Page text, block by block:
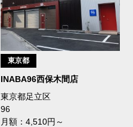
東京都
INABA96西保木間店
東京都足立区
96
月額：4,510円～